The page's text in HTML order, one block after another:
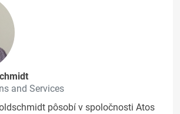
and Services
pôsobí v spoločnosti Atos